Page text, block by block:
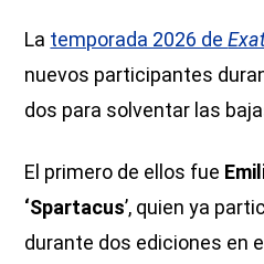
La temporada 2026 de
nuevos participantes
dos para solventar las
El primero de ellos fue
‘Spartacus’, quien ya
durante dos ediciones en